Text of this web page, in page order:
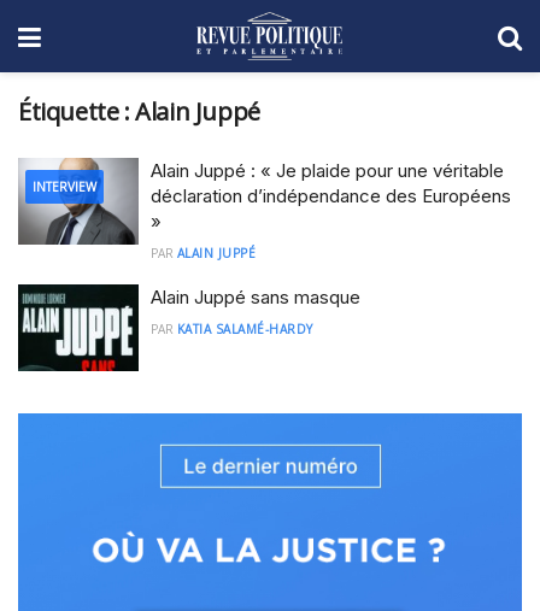
Étiquette :Alain Juppé
INTERVIEW
Alain Juppé : « Je plaide pour une véritable
déclaration d’indépendance des Européens
»
PAR ALAIN JUPPÉ
Alain Juppé sans masque
PAR KATIA SALAMÉ-HARDY